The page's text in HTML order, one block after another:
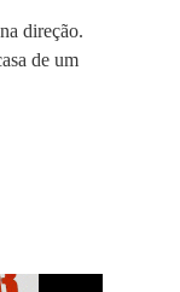
direção.
de um